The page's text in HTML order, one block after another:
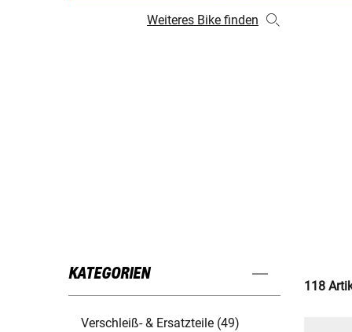
Weiteres Bike finden
KATEGORIEN
Verschleiß- & Ersatzteile (49)
118